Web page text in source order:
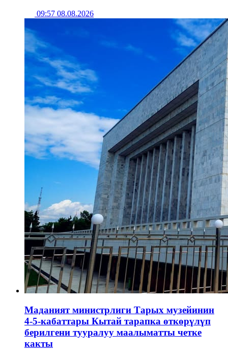
09:57 08.08.2026
Маданият министрлиги Тарых музейинин
4-5-кабаттары Кытай тарапка өткөрүлүп
берилгени тууралуу маалыматты четке
какты